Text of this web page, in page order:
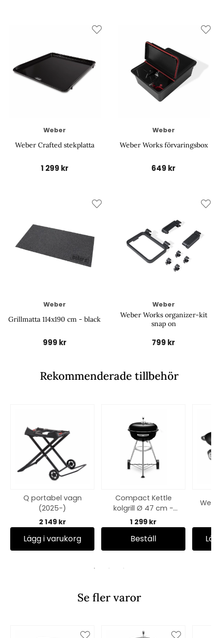
Weber
Weber Crafted stekplatta
1 299 kr
Weber
Weber Works förvaringsbox
649 kr
Weber
Grillmatta 114x190 cm - black
999 kr
Weber
Weber Works organizer-kit
snap on
799 kr
Rekommenderade tillbehör
Q portabel vagn
(2025-)
2 149 kr
Lägg i varukorg
Compact Kettle
kolgrill Ø 47 cm -
black
1 299 kr
Beställ
Se fler varor